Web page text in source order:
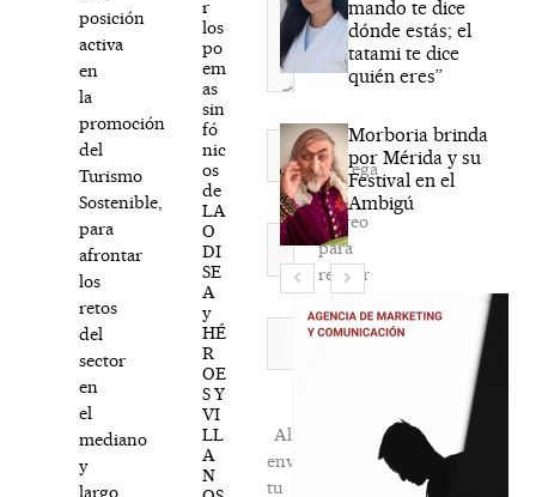
posición
activa
en
la
promoción
del
Turismo
Sostenible,
para
afrontar
los
retos
del
sector
en
el
mediano
y
largo
r
los
po
em
as
sin
fó
nic
os
de
LA
O
DI
SE
A
y
HÉ
R
OE
S Y
VI
LL
A
N
Nombre*
Correo
electrónico*
Agréga
mi
correo
para
recibir
la
newsletter
Al
enviar
tu
mando te dice
dónde estás; el
tatami te dice
quién eres”
Morboria brinda
por Mérida y su
Festival en el
Ambigú